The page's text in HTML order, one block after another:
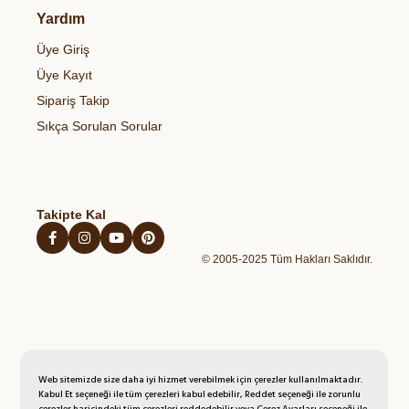
Web sitemizde size daha iyi hizmet verebilmek için çerezler kullanılmaktadır.
Kabul Et seçeneği ile tüm çerezleri kabul edebilir, Reddet seçeneği ile zorunlu
Gıdalardaki Pestisitler ve Sağlık Riskleri
Blog
Temel Gıdalar
Sağlıklı Atıştırmalıklar
Kahvaltılıklar
Hazır Unlu Mamulleri
Organik Bakliyatlar
Organik Zeytinyağı
Organik Bal
Açık Rıza Metni
Kişisel Verilerin Korunması Politikası
İptal İade Şartları
Mesafeli Satış Sözleşmesi
Yardım
Üye Giriş
Üye Kayıt
Sipariş Takip
Sıkça Sorulan Sorular
Takipte Kal
© 2005-2025 Tüm Hakları Saklıdır.